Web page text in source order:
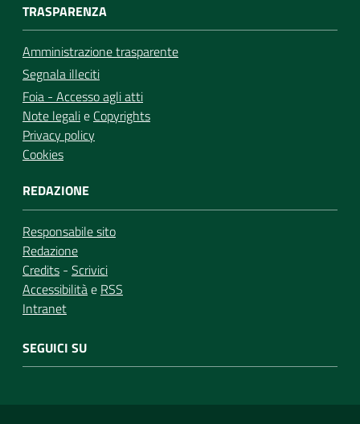
TRASPARENZA
Amministrazione trasparente
Segnala illeciti
Foia - Accesso agli atti
Note legalie Copyrights
Privacy policy
Cookies
REDAZIONE
Responsabile sito
Redazione
Credits - Scrivici
Accessibilitàe RSS
Intranet
SEGUICI SU